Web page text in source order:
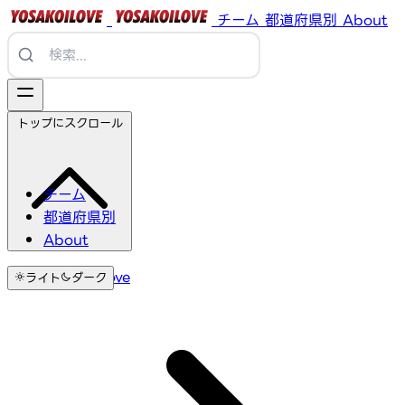
チーム 都道府県別 About
チーム
都道府県別
About
ライト ダーク
トップにスクロール
YosakoiLove